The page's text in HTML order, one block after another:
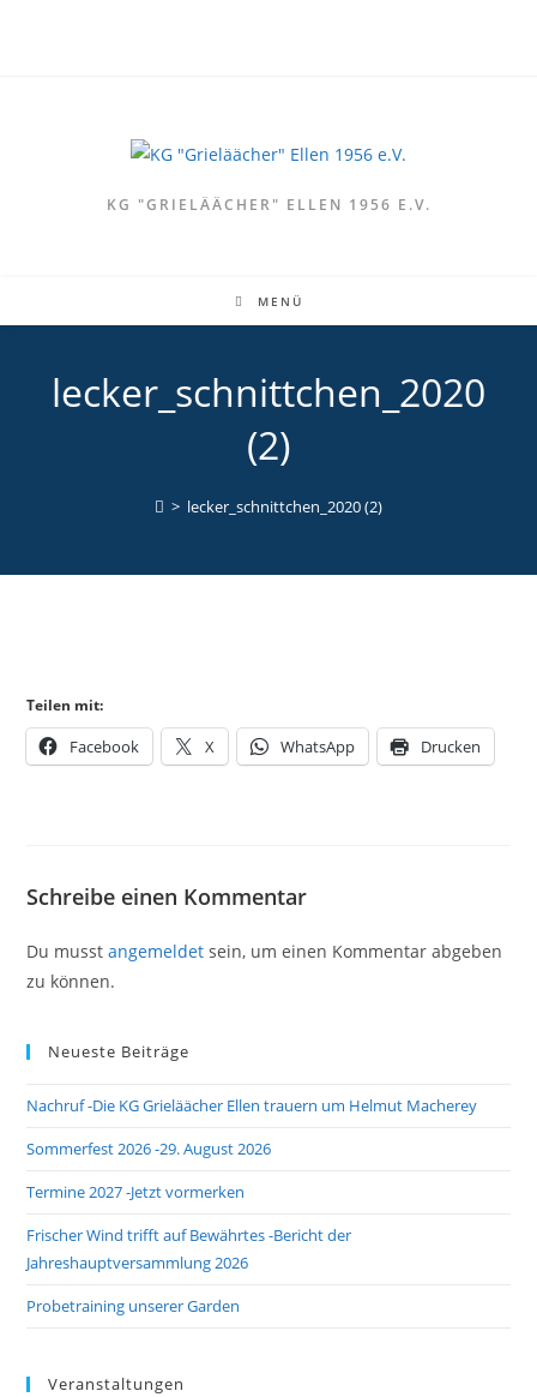
KG "GRIELÄÄCHER" ELLEN 1956 E.V.
MENÜ
lecker_schnittchen_2020
(2)
> lecker_schnittchen_2020 (2)
Teilen mit:
Facebook X WhatsApp Drucken
Schreibe einen Kommentar
Du musstangemeldet sein, um einen Kommentar abgeben
zu können.
Neueste Beiträge
Nachruf -Die KG Grieläächer Ellen trauern um Helmut Macherey
Sommerfest 2026 -29. August 2026
Termine 2027 -Jetzt vormerken
Frischer Wind trifft auf Bewährtes -Bericht der
Jahreshauptversammlung 2026
Probetraining unserer Garden
Veranstaltungen